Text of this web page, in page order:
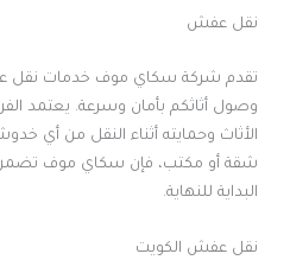
نقل عفش
تقدم شركة سكاي موف خدمات نقل
وصول أثاثكم بأمان وسرعة. يعتمد
الأثاث وحمايته أثناء النقل من أي
شقة أو مكتب، فإن سكاي موف
البداية للنهاية.
نقل عفش الكويت